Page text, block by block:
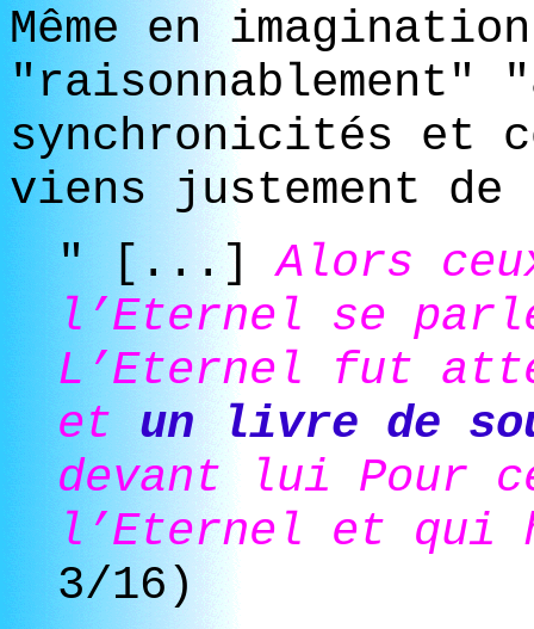
Même en
synchronicités et
viens justement
" [...]
Alors
l’Eternel se
L’Eternel fut
et un livre de
devant lui Pour
l’Eternel et qui
3/16)